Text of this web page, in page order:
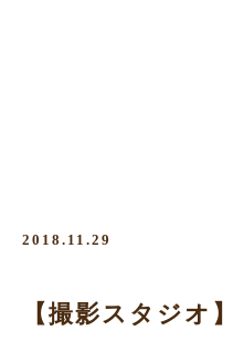
2018.11.29
【撮影スタジオ